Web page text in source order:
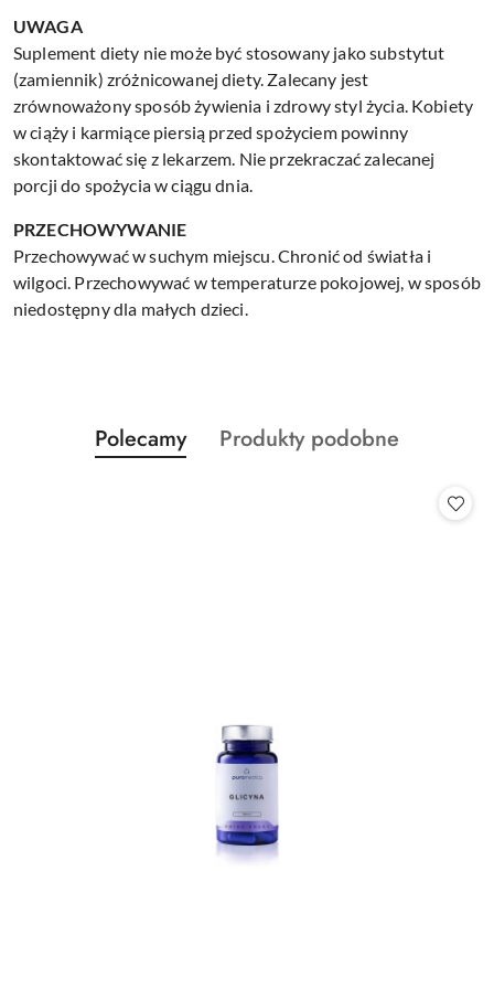
UWAGA
Suplement diety nie może być stosowany jako substytut
(zamiennik) zróżnicowanej diety. Zalecany jest
zrównoważony sposób żywienia i zdrowy styl życia. Kobiety
w ciąży i karmiące piersią przed spożyciem powinny
skontaktować się z lekarzem. Nie przekraczać zalecanej
porcji do spożycia w ciągu dnia.
PRZECHOWYWANIE
Przechowywać w suchym miejscu. Chronić od światła i
wilgoci. Przechowywać w temperaturze pokojowej, w sposób
niedostępny dla małych dzieci.
Pomiń karuzelę produktów
Produkty
o
Polecamy
Produkty
Produkty podobne